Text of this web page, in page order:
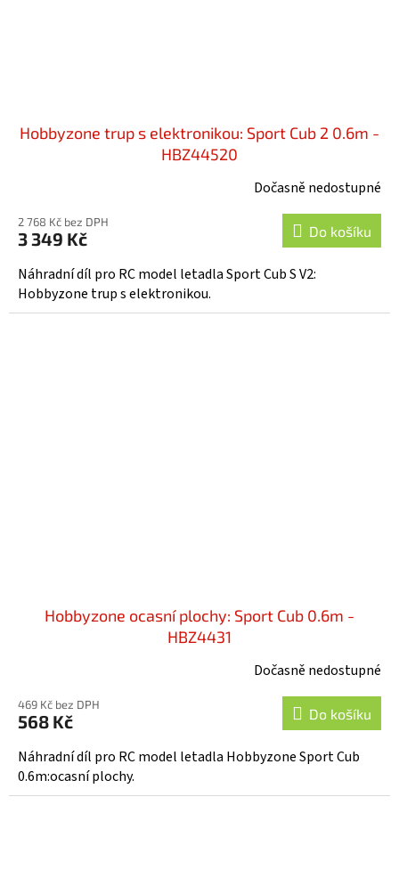
Hobbyzone trup s elektronikou: Sport Cub 2 0.6m -
HBZ44520
Dočasně nedostupné
2 768 Kč bez DPH
3 349 Kč Do košíku
Náhradní díl pro RC model letadla Sport Cub S V2:
Hobbyzone trup s elektronikou.
Hobbyzone ocasní plochy: Sport Cub 0.6m -
HBZ4431
Dočasně nedostupné
469 Kč bez DPH
568 Kč Do košíku
Náhradní díl pro RC model letadla Hobbyzone Sport Cub
0.6m:ocasní plochy.